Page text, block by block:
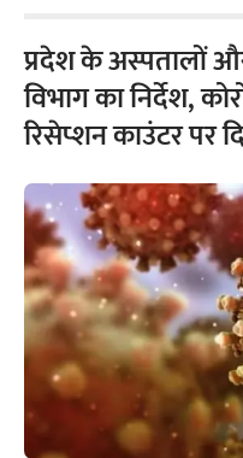
प्रदेश के अस्पतालों
विभाग का निर्देश,
रिसेप्शन काउंटर पर